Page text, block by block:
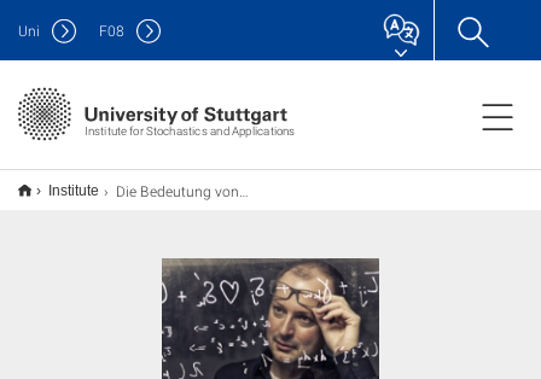
Institute for Stochastics and Applications
Uni F08
Institute Die Bedeutung von Zahlen – Interview mit Prof. Christian Hesse